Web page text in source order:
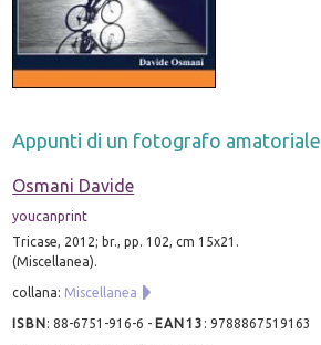
Appunti di un fotografo amatoriale
Osmani Davide
youcanprint
Tricase, 2012; br., pp. 102, cm 15x21.
(Miscellanea).
collana: Miscellanea
ISBN:88-6751-916-6 - EAN13 :9788867519163